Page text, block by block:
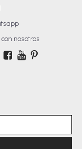
nosotros